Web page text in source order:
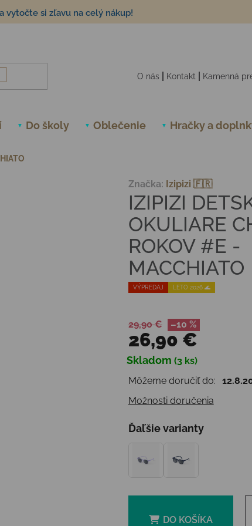
vytočte si zľavu na celý nákup!
O nás Kontakt Kamenná
Do školy Oblečenie Hračky a
VÝPREDAJ LETO 2026 🌊
IZIPIZI
OKULIARE
ROKOV #E -
MACCHIATO
Značka: Izipizi 🇫🇷
29,90 € –10 %
26,90 €
Jednotková cena:
Skladom (3 ks)
Môžeme doručiť do:
Možnosti doručenia
Ďaľšie varianty
DO KOŠÍKA